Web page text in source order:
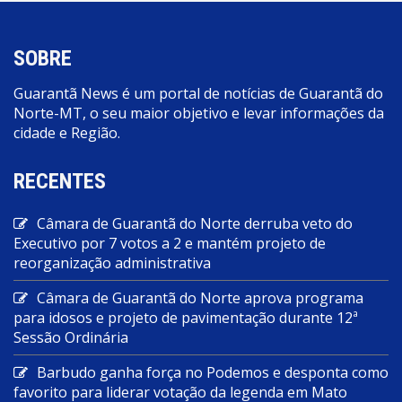
SOBRE
Guarantã News é um portal de notícias de Guarantã do
Norte-MT, o seu maior objetivo e levar informações da
cidade e Região.
RECENTES
Câmara de Guarantã do Norte derruba veto do
Executivo por 7 votos a 2 e mantém projeto de
reorganização administrativa
Câmara de Guarantã do Norte aprova programa
para idosos e projeto de pavimentação durante 12ª
Sessão Ordinária
Barbudo ganha força no Podemos e desponta como
favorito para liderar votação da legenda em Mato